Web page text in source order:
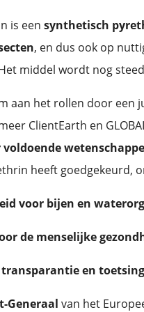
is een synthetisch
, en dus ook op
middel wordt nog
aan het rollen door een
ClientEarth en
voldoende
heeft goedgekeurd,
voor bijen en
de menselijke
transparantie en
Generaal van het